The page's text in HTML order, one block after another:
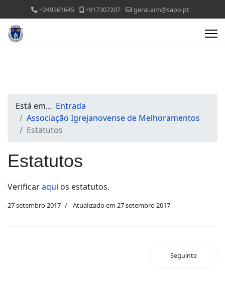
+249361645 +917307207 geral.aim@sapo.pt
Está em... Entrada
Associação Igrejanovense de Melhoramentos
Estatutos
Estatutos
Verificaraqui os estatutos.
27 setembro 2017 Atualizado em 27 setembro 2017
Seguinte